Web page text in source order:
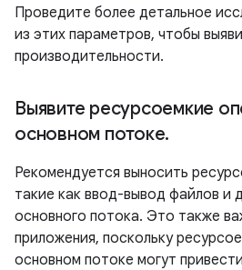
Проведите более детальное
из этих параметров, чтобы
производительности.
Выявите ресурсоемкие
основном потоке.
Рекомендуется выносить
такие как ввод-вывод файлов и
основного потока. Это также
приложения, поскольку
основном потоке могут